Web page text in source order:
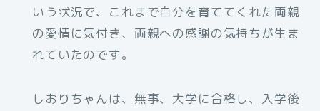
いう状況で、これまで自分を育ててくれた両親
の愛情に気付き、両親への感謝の気持ちが生ま
れていたのです。
しおりちゃんは、無事、大学に合格し、入学後